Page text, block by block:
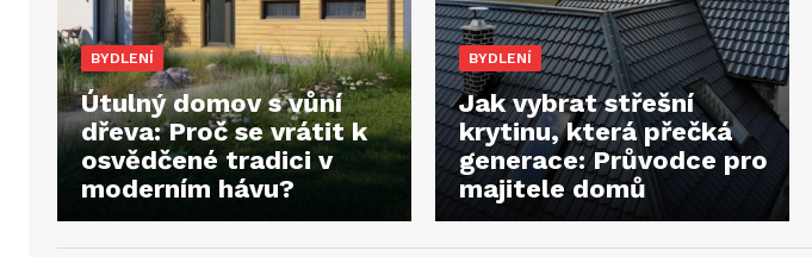
BYDLENÍ
Útulný domov s vůní
dřeva: Proč se vrátit k
osvědčené tradici v
moderním hávu?
BYDLENÍ
Jak vybrat střešní
krytinu, která přečká
generace: Průvodce pro
majitele domů